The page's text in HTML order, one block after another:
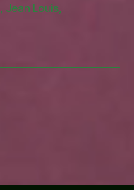
, Jean Louis,